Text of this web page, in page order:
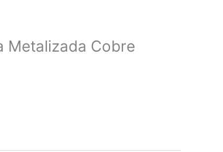
Metalizada Cobre